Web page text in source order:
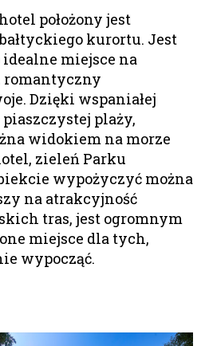
położony jest
kurortu. Jest
miejsce na
romantyczny
Dzięki wspaniałej
plaży,
widokiem na morze
zieleń Parku
wypożyczyć można
na atrakcyjność
tras, jest ogromnym
miejsce dla tych,
wypocząć.